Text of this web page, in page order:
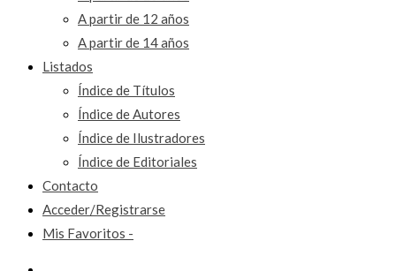
A partir de 12 años
A partir de 14 años
Listados
Índice de Títulos
Índice de Autores
Índice de Ilustradores
Índice de Editoriales
Contacto
Acceder/Registrarse
Mis Favoritos -